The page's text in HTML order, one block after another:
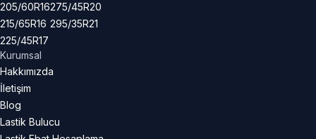
205/60R16
215/65R16
225/45R17
275/45R20
295/35R21
Kurumsal
Hakkımızda
İletişim
Blog
Lastik Bulucu